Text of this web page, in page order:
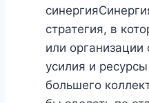
стратегия, в
или
усилия и
большего